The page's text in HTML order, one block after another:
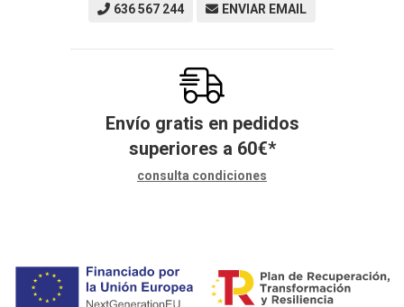
636 567 244 ENVIAR EMAIL
Envío gratis en pedidos
superiores a 60€*
consulta condiciones